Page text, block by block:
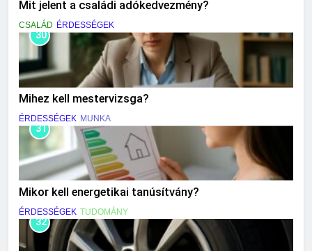
Mit jelent a családi adókedvezmény?
CSALÁD ÉRDESSÉGEK
30
Mihez kell mestervizsga?
ÉRDESSÉGEK MUNKA
31
Mikor kell energetikai tanúsítvány?
ÉRDESSÉGEK TUDOMÁNY
32